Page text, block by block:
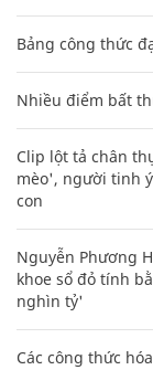
Bảng công thức
Nhiều điểm bất
Clip lột tả chân
mèo', người tinh
con
Nguyễn Phương
khoe sổ đỏ tính
nghìn tỷ'
Các công thức